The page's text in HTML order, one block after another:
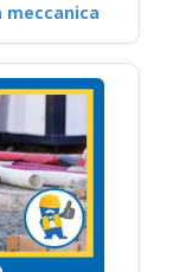
meccanica